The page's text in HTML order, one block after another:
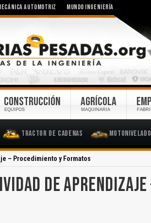
AUTOMOTRIZ MUNDO INGENIERÍA
Tractor de Cadenas
CONSTRUCCIÓN
EQUIPOS
AGRÍCOLA
MAQUINARIA
– Procedimiento y Formatos
DE APRENDIZAJE